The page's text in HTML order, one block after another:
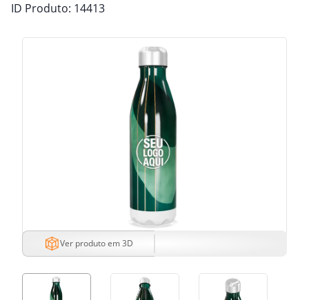
ID Produto: 14413
Ver produto em 3D